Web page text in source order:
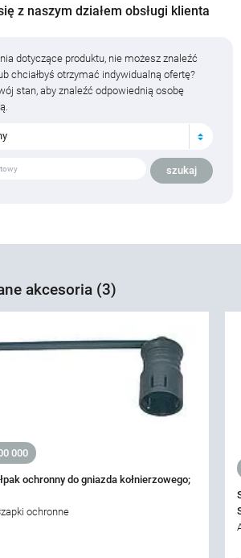
z naszym działem obsługi klienta
dotyczące produktu, nie możesz znaleźć
chciałbyś otrzymać indywidualną ofertę?
stan, aby znaleźć odpowiednią osobę
akcesoria (3)
000
ochronny do gniazda kołnierzowego;
ochronne